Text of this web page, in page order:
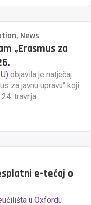
, News
„Erasmus za
objavila je natječaj
za javnu upravu“ koji
travnja...
e-tečaj o
u Oxfordu